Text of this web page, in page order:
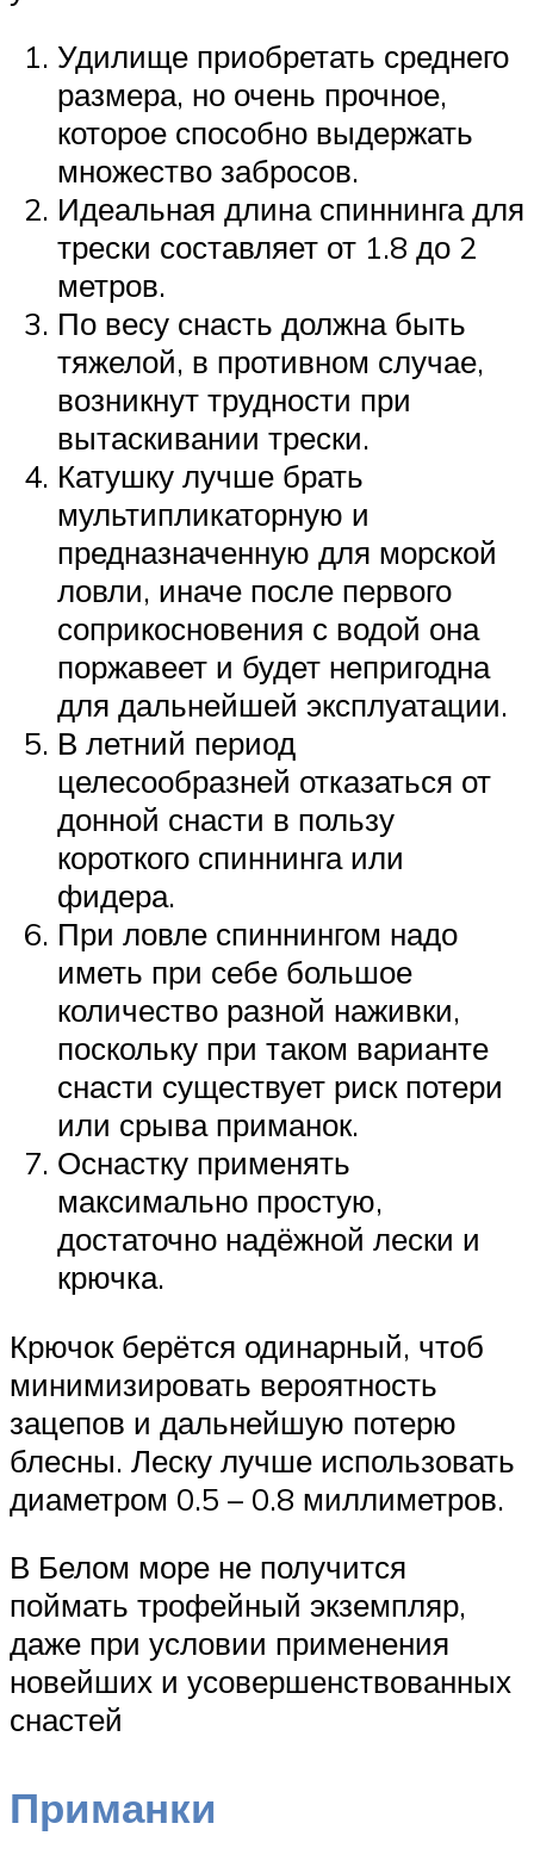
Удилище приобретать среднего
размера, но очень прочное,
которое способно выдержать
множество забросов.
Идеальная длина спиннинга для
трески составляет от 1.8 до 2
метров.
По весу снасть должна быть
тяжелой, в противном случае,
возникнут трудности при
вытаскивании трески.
Катушку лучше брать
мультипликаторную и
предназначенную для морской
ловли, иначе после первого
соприкосновения с водой она
поржавеет и будет непригодна
для дальнейшей эксплуатации.
В летний период
целесообразней отказаться от
донной снасти в пользу
короткого спиннинга или
фидера.
При ловле спиннингом надо
иметь при себе большое
количество разной наживки,
поскольку при таком варианте
снасти существует риск потери
или срыва приманок.
Оснастку применять
максимально простую,
достаточно надёжной лески и
крючка.
Крючок берётся одинарный, чтоб
минимизировать вероятность
зацепов и дальнейшую потерю
блесны. Леску лучше использовать
диаметром 0.5 – 0.8 миллиметров.
В Белом море не получится
поймать трофейный экземпляр,
даже при условии применения
новейших и усовершенствованных
снастей
Приманки